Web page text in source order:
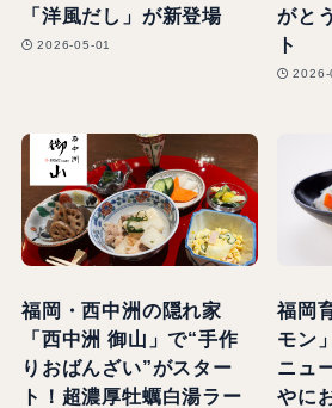
「洋風だし」が新登場
2026-05-01
がと
ト
2026-
福岡・西中洲の隠れ家
「西中洲 御山」で“手作
りおばんざい”がスター
ト！超濃厚牡蠣白湯ラー
福岡
モン
ニュ
やに